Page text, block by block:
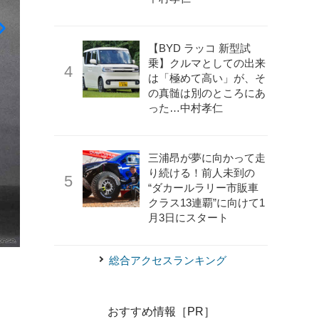
《写真撮影 中村孝仁》 フィアット 500C ドルチェヴィー
【BYD ラッコ 新型試
乗】クルマとしての出来
は「極めて高い」が、そ
の真髄は別のところにあ
った…中村孝仁
三浦昂が夢に向かって走
り続ける！前人未到の
“ダカールラリー市販車
クラス13連覇”に向けて1
月3日にスタート
総合アクセスランキング
おすすめ情報［PR］